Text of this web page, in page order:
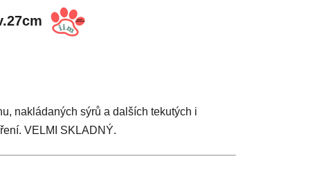
nakládaných sýrů a dalších tekutých i
VELMI SKLADNÝ.